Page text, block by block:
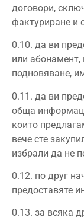
договори,
фактуриране и
0.10. да ви
или абонамент,
подновяване,
0.11. да ви
обща
които
вече сте
избрали да не
0.12. по друг
предоставяте
0.13. за всяка